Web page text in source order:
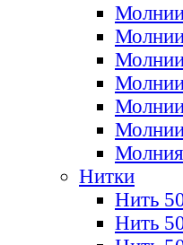
Молнии
Нитки
Нить
Нить